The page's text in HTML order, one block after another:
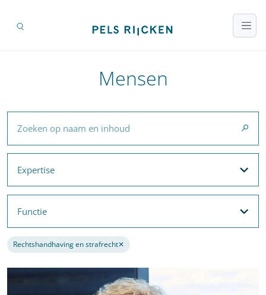
Mensen
Zoeken op naam en inhoud
Expertise
Expertise
Filteropties
Functie
Functie
Filteropties
Verwijder de filter
Rechtshandhaving en strafrecht✕